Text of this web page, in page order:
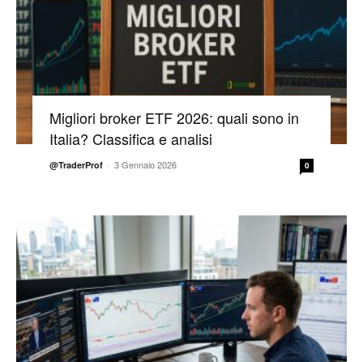
Migliori broker ETF 2026: quali sono in
Italia? Classifica e analisi
@TraderProf - 3 Gennaio 2026 0